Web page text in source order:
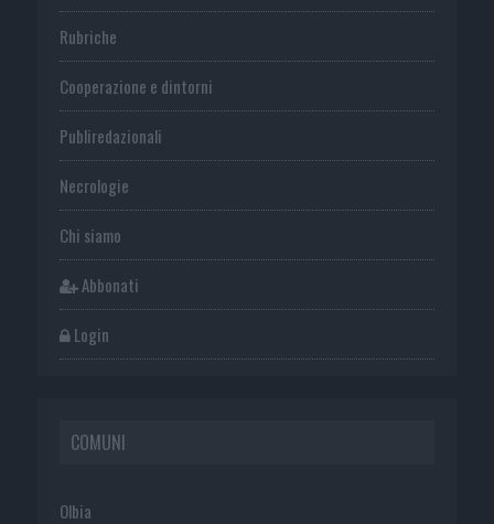
Rubriche
Cooperazione e dintorni
Publiredazionali
Necrologie
Chi siamo
Abbonati
Login
COMUNI
Olbia